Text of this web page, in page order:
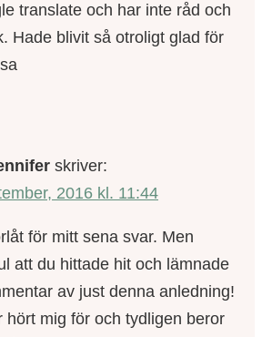
translate och har inte råd och
Hade blivit så otroligt glad för
skriver:
2016 kl. 11:44
för mitt sena svar. Men
att du hittade hit och lämnade
av just denna anledning!
hört mig för och tydligen beror